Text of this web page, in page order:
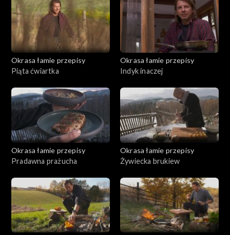
Okrasa łamie przepisy
Piąta ćwiartka
Okrasa łamie przepisy
Indyk inaczej
Okrasa łamie przepisy
Pradawna prażucha
Okrasa łamie przepisy
Żywiecka brukiew